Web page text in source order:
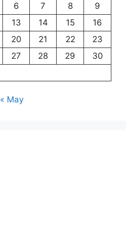
6 7 8
9
13 14 15
16
20 21 22
23
27 28 29
30
« May